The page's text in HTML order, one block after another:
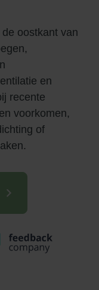
oostkant van
en
recente
voorkomen,
of